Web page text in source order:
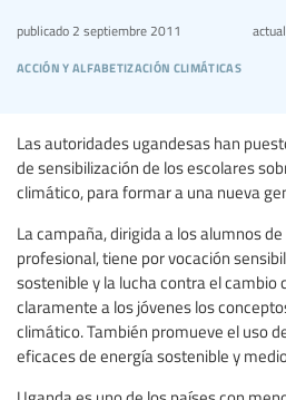
acción y alfabetización climáticas
publicado 2 septiembre 2011
Las autoridades ugandesas han
de sensibilización de los escolares
climático, para formar a una nueva
La campaña, dirigida a los alumnos
profesional, tiene por vocación
sostenible y la lucha contra el cambio
claramente a los jóvenes los
climático. También promueve el uso
eficaces de energía sostenible y